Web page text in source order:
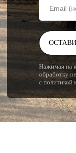
Нажимая на
обработку
с политикой